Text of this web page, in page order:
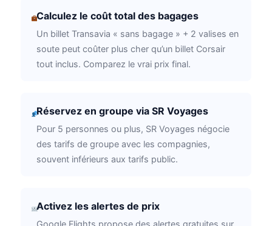
Calculez le coût total des bagages
Un billet Transavia « sans bagage » + 2 valises en
soute peut coûter plus cher qu’un billet Corsair
tout inclus. Comparez le vrai prix final.
Réservez en groupe via SR Voyages
Pour 5 personnes ou plus, SR Voyages négocie
des tarifs de groupe avec les compagnies,
souvent inférieurs aux tarifs public.
Activez les alertes de prix